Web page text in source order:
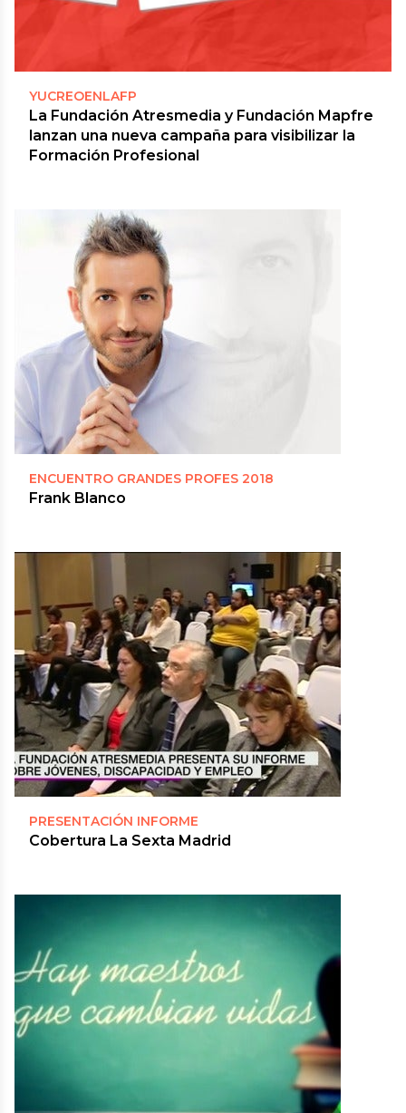
YUCREOENLAFP
La Fundación Atresmedia y Fundación Mapfre
lanzan una nueva campaña para visibilizar la
Formación Profesional
ENCUENTRO GRANDES PROFES 2018
Frank Blanco
PRESENTACIÓN INFORME
Cobertura La Sexta Madrid